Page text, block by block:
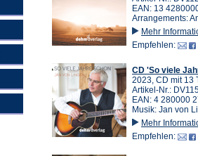
EAN: 13
Arrangements:
Mehr
Empfehlen:
CD 'So viele
2023, CD mit 13
Artikel-Nr.:
EAN: 4 280000
Musik: Jan von
Mehr
Empfehlen: